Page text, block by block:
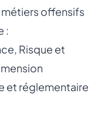
offensifs
:
Risque et
et réglementaire